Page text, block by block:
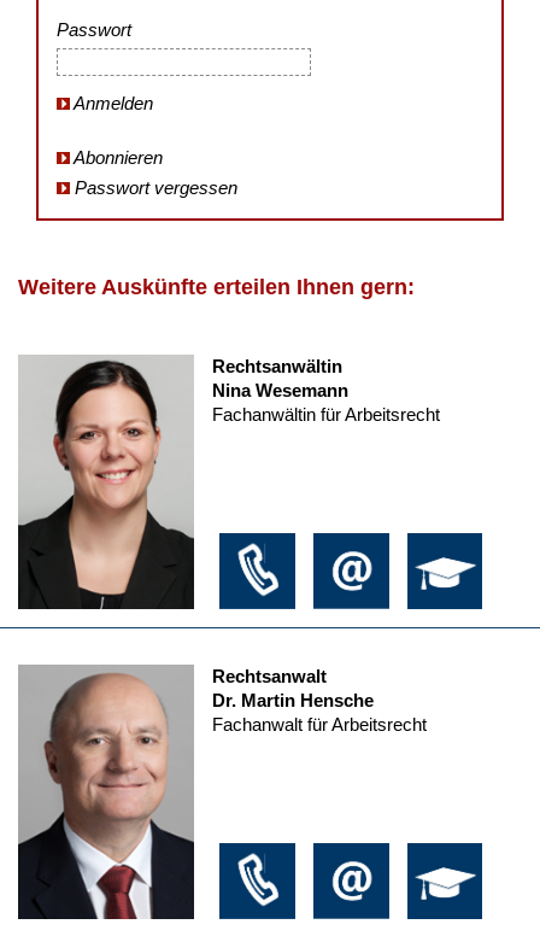
Passwort
Anmelden
Abonnieren
Passwort vergessen
Weitere Auskünfte erteilen Ihnen gern:
Rechtsanwältin
Nina Wesemann
Fachanwältin für Arbeitsrecht
Rechtsanwalt
Dr. Martin Hensche
Fachanwalt für Arbeitsrecht